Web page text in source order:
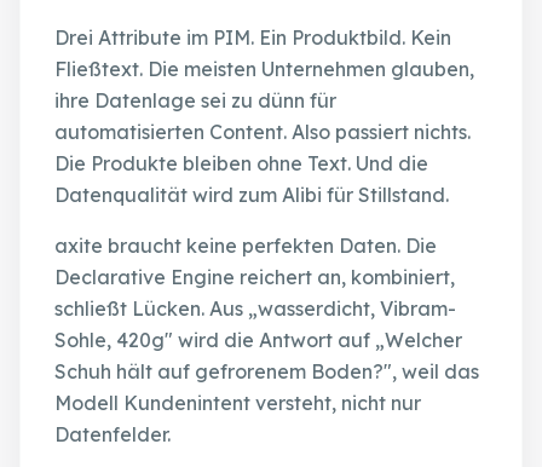
Drei Attribute im PIM. Ein Produktbild. Kein
Fließtext. Die meisten Unternehmen glauben,
ihre Datenlage sei zu dünn für
automatisierten Content. Also passiert nichts.
Die Produkte bleiben ohne Text. Und die
Datenqualität wird zum Alibi für Stillstand.
axite braucht keine perfekten Daten. Die
Declarative Engine reichert an, kombiniert,
schließt Lücken. Aus „wasserdicht, Vibram-
Sohle, 420g" wird die Antwort auf „Welcher
Schuh hält auf gefrorenem Boden?", weil das
Modell Kundenintent versteht, nicht nur
Datenfelder.